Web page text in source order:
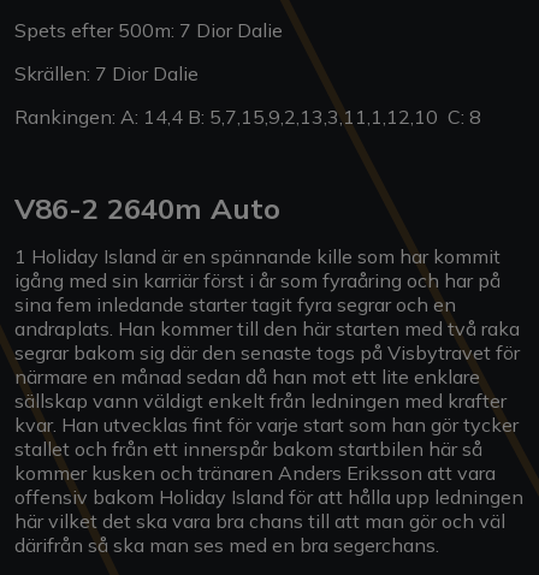
Spets efter 500m: 7 Dior Dalie
Skrällen: 7 Dior Dalie
Rankingen: A: 14,4 B: 5,7,15,9,2,13,3,11,1,12,10 C: 8
V86-2 2640m Auto
1 Holiday Island är en spännande kille som har kommit
igång med sin karriär först i år som fyraåring och har på
sina fem inledande starter tagit fyra segrar och en
andraplats. Han kommer till den här starten med två raka
segrar bakom sig där den senaste togs på Visbytravet för
närmare en månad sedan då han mot ett lite enklare
sällskap vann väldigt enkelt från ledningen med krafter
kvar. Han utvecklas fint för varje start som han gör tycker
stallet och från ett innerspår bakom startbilen här så
kommer kusken och tränaren Anders Eriksson att vara
offensiv bakom Holiday Island för att hålla upp ledningen
här vilket det ska vara bra chans till att man gör och väl
därifrån så ska man ses med en bra segerchans.